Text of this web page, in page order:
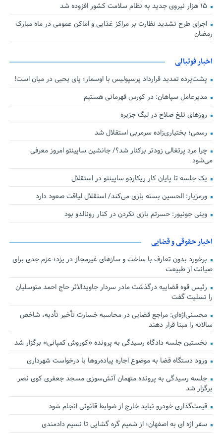
۱۵ هزار نیروی جدید به نظام سلامت کشور افزوده شد
اجرای طرح تشدید نظارت بر مراکز غذایی و اماکن عمومی در ماه مبارک
رمضان
اخبار فوتبالی
پشت‌پرده تمدید قرارداد پرسپولیس با اوسمار؛ پای یحیی در میان است!
مدیرعامل سپاهان: در کورس قهرمانی هستیم
روزهای تلخ صلاح در لیگ جزیره
رسمی؛ بختیاری‌زاده سرمربی استقلال شد
چرا مرد پرتغالی زودتر برکنار شد؟/ جانشین ساپینتو امروز معرفی
می‌شود
یک جلسه تا پایان کار ریکاردو ساپینتو در استقلال
ورمزیار: الحسین بسته بازی می‌کند/ استقلال لیاقت صعود دارد
وینی جونیور: حسرتم بازی نکردن در کنار رونالدو بود
اخبار حقوقی و قضایی
برخورد بدون تعارف با ساخت‌ و سازهای غیرمجاز در یزد؛ عزم جدی برای
صیانت از طبیعت
رئیس قوه قضاییه درگذشت مادر سردار جاویدالاثر حاج احمد متوسلیان
را تسلیت گفت
محسنی‌اژه‌ای: مراجع قضایی در محاسبه خسارت تأخیر تأدیه، شاخص
سالانه را مبنا قرار دهند
نخستین جلسه دادگاه رسیدگی به پرونده «کوروش کمپانی» برگزار شد
ورود دستگاه قضا به موضوع اجاره پیاده‌روها با درخواست شهرداری
جلسه رسیدگی به پرونده متهمان آتش‌سوزی مسجد جعفری کوی نصر
برگزار شد
قیمت‌گذاری خودرو نباید خارج از ضوابط قانونی انجام شود
سفر اژه ای به اصفهان؛ از شمیم گره گشایی تا نسیم دادمندی